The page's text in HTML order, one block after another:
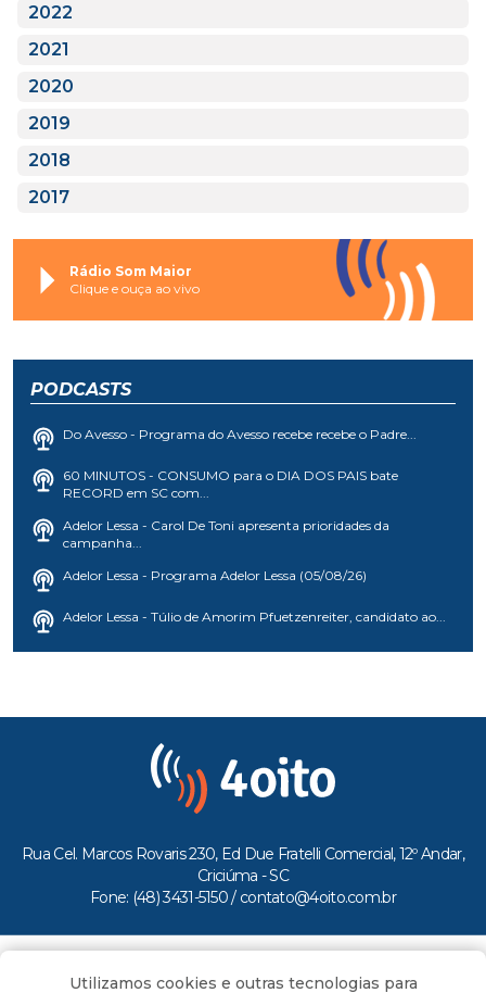
2022
2021
2020
2019
2018
2017
Rádio Som Maior
Clique e ouça ao vivo
PODCASTS
Do Avesso - Programa do Avesso recebe recebe o Padre...
60 MINUTOS - CONSUMO para o DIA DOS PAIS bate
RECORD em SC com...
Adelor Lessa - Carol De Toni apresenta prioridades da
campanha...
Adelor Lessa - Programa Adelor Lessa (05/08/26)
Adelor Lessa - Túlio de Amorim Pfuetzenreiter, candidato ao...
Rua Cel. Marcos Rovaris 230, Ed Due Fratelli Comercial, 12º Andar,
Criciúma - SC
Fone: (48) 3431-5150 / contato@4oito.com.br
Todos os direitos reservados ao Portal 4oito
Utilizamos cookies e outras tecnologias para